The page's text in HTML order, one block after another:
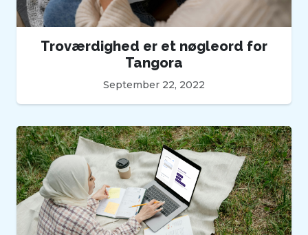
Troværdighed er et nøgleord for
Tangora
September 22, 2022